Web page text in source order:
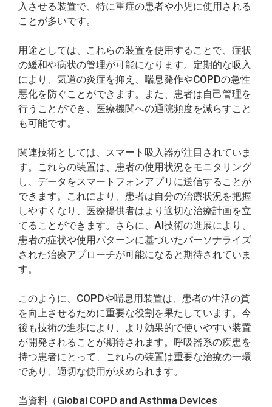
入させる装置で、特に重症の患者や小児に使用される
ことが多いです。
用途としては、これらの装置を使用することで、症状
の緩和や病状の管理が可能になります。定期的な吸入
により、気道の炎症を抑え、喘息発作やCOPDの急性
悪化を防ぐことができます。また、患者は自己管理を
行うことができ、医療機関への通院頻度を減らすこと
も可能です。
関連技術としては、スマート吸入器が注目されていま
す。これらの装置は、患者の使用状況をモニタリング
し、データをスマートフォンアプリに送信することが
できます。これにより、患者は自分の治療状況を把握
しやすくなり、医療提供者はより適切な治療計画を立
てることができます。さらに、AI技術の進展により、
患者の症状や使用パターンに基づいたパーソナライズ
された治療アプローチが可能になると期待されていま
す。
このように、COPDや喘息用装置は、患者の生活の質
を向上させるために重要な役割を果たしています。今
後も技術の進歩により、より効果的で使いやすい装置
が開発されることが期待されます。呼吸器系の疾患を
持つ患者にとって、これらの装置は重要な治療の一環
であり、適切な使用が求められます。
当資料（Global COPD and Asthma Devices